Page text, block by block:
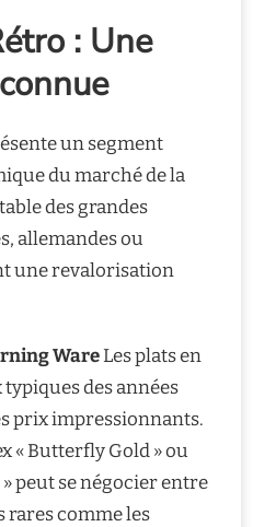
: Une
un segment
du marché de la
des grandes
allemandes ou
une revalorisation
WareLes plats en
des années
prix impressionnants.
« Butterfly Gold » ou
peut se négocier entre
rares comme les